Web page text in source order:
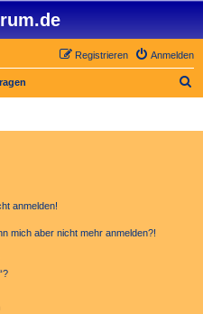
Anmelden
Registrieren
anmelden!
mich aber nicht mehr anmelden?!